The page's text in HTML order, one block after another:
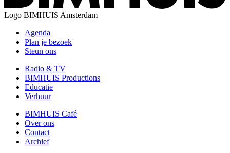
Logo BIMHUIS Amsterdam
Agenda
Plan je bezoek
Steun ons
Radio & TV
BIMHUIS Productions
Educatie
Verhuur
BIMHUIS Café
Over ons
Contact
Archief